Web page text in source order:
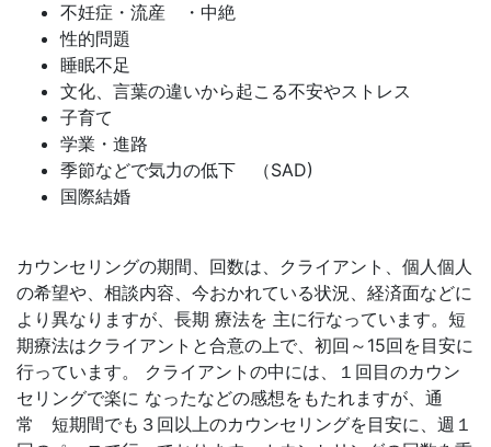
不妊症・流産 ・中絶
性的問題
睡眠不足
文化、言葉の違いから起こる不安やストレス
子育て
学業・進路
季節などで気力の低下 （SAD)
国際結婚
カウンセリングの期間、回数は、クライアント、個人個人
の希望や、相談内容、今おかれている状況、経済面などに
より異なりますが、長期 療法を 主に行なっています。短
期療法はクライアントと合意の上で、初回～15回を目安に
行っています。 クライアントの中には、１回目のカウン
セリングで楽に なったなどの感想をもたれますが、通
常 短期間でも３回以上のカウンセリングを目安に、週１